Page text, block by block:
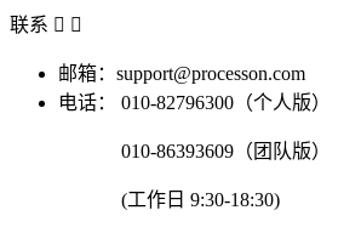
联系  
邮箱：support@processon.com
电话：
010-82796300（个人版）
010-86393609（团队版）
(工作日 9:30-18:30)